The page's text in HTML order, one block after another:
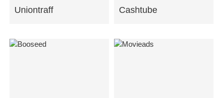
Uniontraff Cashtube